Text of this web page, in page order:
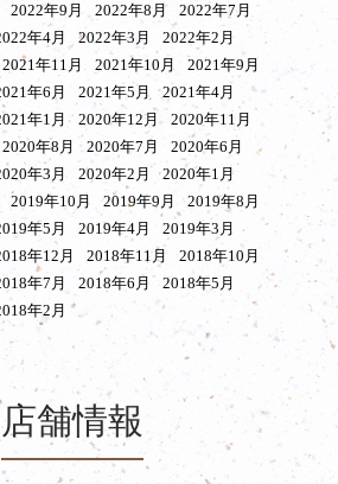
2022年9月 2022年8月
2022年7月
年4月 2022年3月
2022年2月
2021年11月 2021年10月
2021年9月
年6月 2021年5月
2021年4月
年1月 2020年12月
2020年11月
2020年8月 2020年7月
2020年6月
年3月 2020年2月
2020年1月
2019年10月 2019年9月
2019年8月
年5月 2019年4月
2019年3月
年12月 2018年11月
2018年10月
年7月 2018年6月
2018年5月
年2月
店舗情報